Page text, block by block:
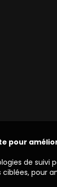
pour
de
pour